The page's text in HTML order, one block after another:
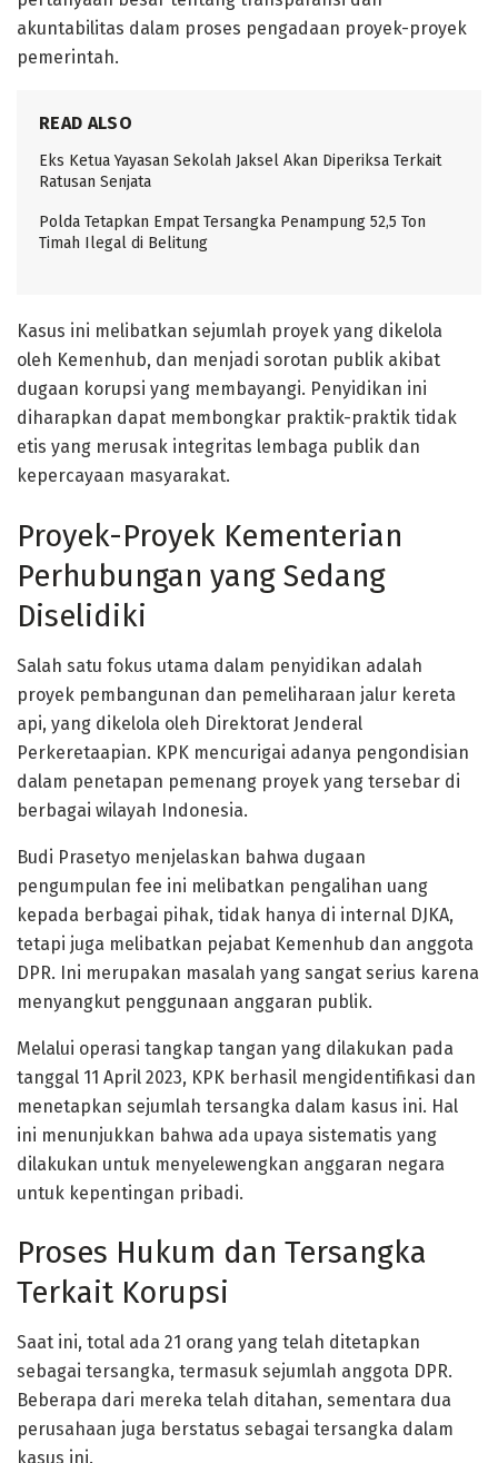
akuntabilitas dalam proses pengadaan proyek-proyek
pemerintah.
READ ALSO
Eks Ketua Yayasan Sekolah Jaksel Akan Diperiksa Terkait
Ratusan Senjata
Polda Tetapkan Empat Tersangka Penampung 52,5 Ton
Timah Ilegal di Belitung
Kasus ini melibatkan sejumlah proyek yang dikelola
oleh Kemenhub, dan menjadi sorotan publik akibat
dugaan korupsi yang membayangi. Penyidikan ini
diharapkan dapat membongkar praktik-praktik tidak
etis yang merusak integritas lembaga publik dan
kepercayaan masyarakat.
Proyek-Proyek Kementerian
Perhubungan yang Sedang
Diselidiki
Salah satu fokus utama dalam penyidikan adalah
proyek pembangunan dan pemeliharaan jalur kereta
api, yang dikelola oleh Direktorat Jenderal
Perkeretaapian. KPK mencurigai adanya pengondisian
dalam penetapan pemenang proyek yang tersebar di
berbagai wilayah Indonesia.
Budi Prasetyo menjelaskan bahwa dugaan
pengumpulan fee ini melibatkan pengalihan uang
kepada berbagai pihak, tidak hanya di internal DJKA,
tetapi juga melibatkan pejabat Kemenhub dan anggota
DPR. Ini merupakan masalah yang sangat serius karena
menyangkut penggunaan anggaran publik.
Melalui operasi tangkap tangan yang dilakukan pada
tanggal 11 April 2023, KPK berhasil mengidentifikasi dan
menetapkan sejumlah tersangka dalam kasus ini. Hal
ini menunjukkan bahwa ada upaya sistematis yang
dilakukan untuk menyelewengkan anggaran negara
untuk kepentingan pribadi.
Proses Hukum dan Tersangka
Terkait Korupsi
Saat ini, total ada 21 orang yang telah ditetapkan
sebagai tersangka, termasuk sejumlah anggota DPR.
Beberapa dari mereka telah ditahan, sementara dua
perusahaan juga berstatus sebagai tersangka dalam
kasus ini.